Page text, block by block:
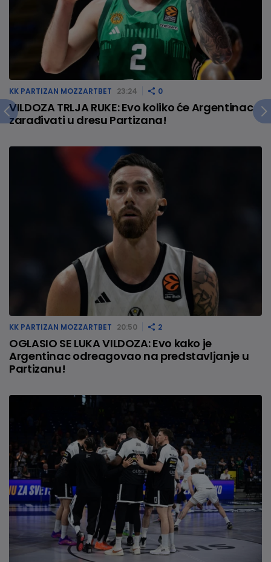
KK PARTIZAN MOZZARTBET 23:24 0
VILDOZA TRLJA RUKE: Evo koliko će Argentinac
zarađivati u dresu Partizana!
KK PARTIZAN MOZZARTBET 20:50 2
OGLASIO SE LUKA VILDOZA: Evo kako je
Argentinac odreagovao na predstavljanje u
Partizanu!